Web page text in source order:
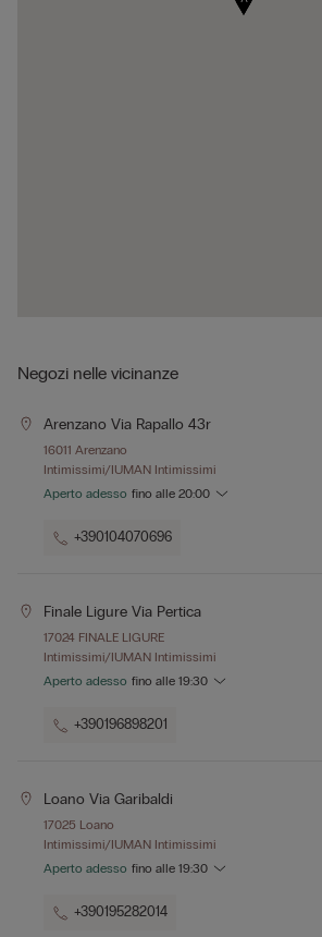
Negozi nelle vicinanze
Arenzano Via Rapallo 43r
16011 Arenzano
Intimissimi/IUMAN Intimissimi
Aperto adesso fino alle 20:00
+390104070696
Finale Ligure Via Pertica
17024 FINALE LIGURE
Intimissimi/IUMAN Intimissimi
Aperto adesso fino alle 19:30
+390196898201
Loano Via Garibaldi
17025 Loano
Intimissimi/IUMAN Intimissimi
Aperto adesso fino alle 19:30
+390195282014